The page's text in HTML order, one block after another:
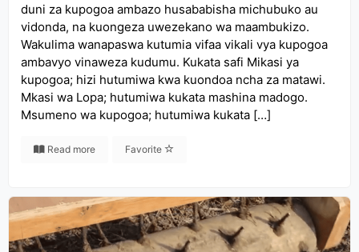
duni za kupogoa ambazo husababisha michubuko au
vidonda, na kuongeza uwezekano wa maambukizo.
Wakulima wanapaswa kutumia vifaa vikali vya kupogoa
ambavyo vinaweza kudumu. Kukata safi Mikasi ya
kupogoa; hizi hutumiwa kwa kuondoa ncha za matawi.
Mkasi wa Lopa; hutumiwa kukata mashina madogo.
Msumeno wa kupogoa; hutumiwa kukata […]
Read more Favorite